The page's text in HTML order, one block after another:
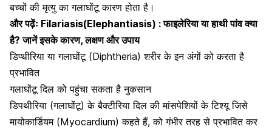
बच्चों की मृत्यु का गलाघोंटू कारण होता है।
और पढ़ेंः Filariasis(Elephantiasis) : फाइलेरिया या हाथी पांव क्या
है? जानें इसके कारण, लक्षण और उपाय
डिप्थीरिया या गलाघोंटू (Diphtheria) शरीर के इन अंगों को करता है
प्रभावित
गलाघोंटू दिल को पहुंचा सकता है नुकसान
डिपथीरिया (गलाघोंटू) के बैक्टीरिया दिल की मांसपेशियों के टिश्यू जिसे
मायोकार्डियम (Myocardium) कहते हैं, को गंभीर तरह से प्रभावित कर